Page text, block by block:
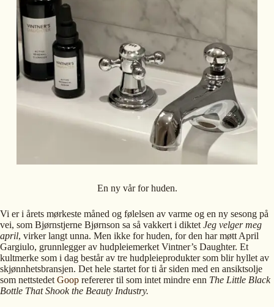
En ny vår for huden.
Vi er i årets mørkeste måned og følelsen av varme og en ny sesong på
vei, som Bjørnstjerne Bjørnson sa så vakkert i diktet Jeg velger meg
april, virker langt unna. Men ikke for huden, for den har møtt April
Gargiulo, grunnlegger av hudpleiemerket Vintner’s Daughter. Et
kultmerke som i dag består av tre hudpleieprodukter som blir hyllet av
skjønnhetsbransjen. Det hele startet for ti år siden med en ansiktsolje
som nettstedet Goop refererer til som intet mindre enn The Little Black
Bottle That Shook the Beauty Industry.